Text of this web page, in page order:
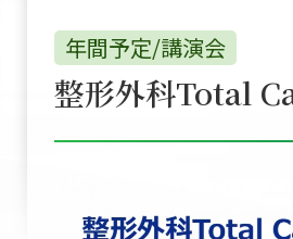
年間予定/講演会
整形外科Total